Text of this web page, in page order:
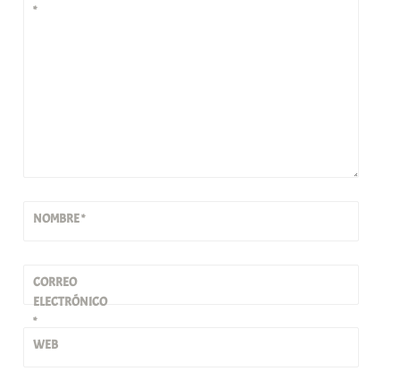
*
NOMBRE*
CORREO
ELECTRÓNICO
*
WEB